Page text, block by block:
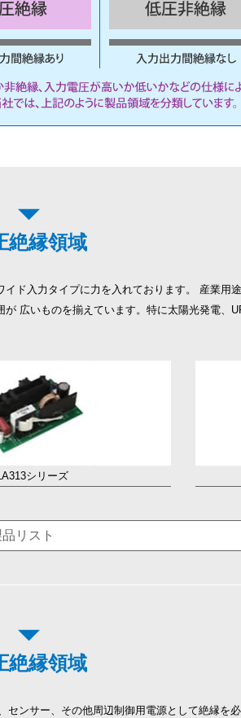
絶縁領域
ド入力タイプに力を入れております。 産業用
広いものを揃えています。特に太陽光発電、
シリーズ
リスト
絶縁領域
ンサー、その他周辺制御用電源として絶縁を